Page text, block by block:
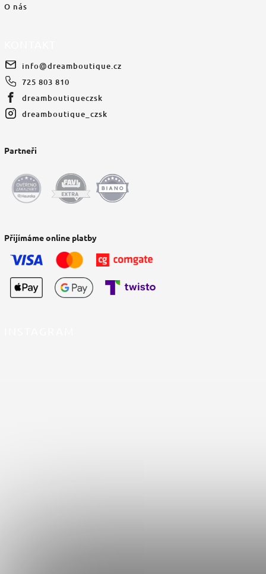
O nás
info@dreamboutique.cz
725 803 810
dreamboutiqueczsk
dreamboutique_czsk
Partneři
Přijímáme online platby